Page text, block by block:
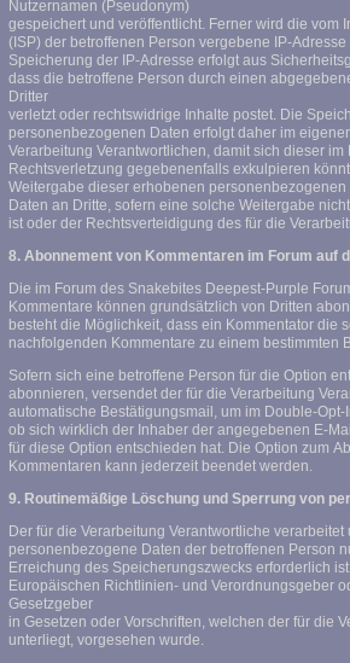
Nutzernamen (Pseudonym)
gespeichert und veröffentlicht. Ferner wird die vom
(ISP) der betroffenen Person vergebene IP-
Speicherung der IP-Adresse erfolgt aus
dass die betroffene Person durch einen
Dritter
verletzt oder rechtswidrige Inhalte postet. Die
personenbezogenen Daten erfolgt daher im
Verarbeitung Verantwortlichen, damit sich dieser im
Rechtsverletzung gegebenenfalls exkulpieren
Weitergabe dieser erhobenen personenbezogenen
Daten an Dritte, sofern eine solche Weitergabe
ist oder der Rechtsverteidigung des für die
8. Abonnement von Kommentaren im Forum auf
Die im Forum des Snakebites Deepest-Purple
Kommentare können grundsätzlich von Dritten
besteht die Möglichkeit, dass ein Kommentator die
nachfolgenden Kommentare zu einem bestimmten
Sofern sich eine betroffene Person für die Option
abonnieren, versendet der für die Verarbeitung
automatische Bestätigungsmail, um im Double-
ob sich wirklich der Inhaber der angegebenen E-
für diese Option entschieden hat. Die Option zum
Kommentaren kann jederzeit beendet werden.
9. Routinemäßige Löschung und Sperrung von
Der für die Verarbeitung Verantwortliche verarbeitet
personenbezogene Daten der betroffenen Person
Erreichung des Speicherungszwecks erforderlich
Europäischen Richtlinien- und Verordnungsgeber
Gesetzgeber
in Gesetzen oder Vorschriften, welchen der für die
unterliegt, vorgesehen wurde.